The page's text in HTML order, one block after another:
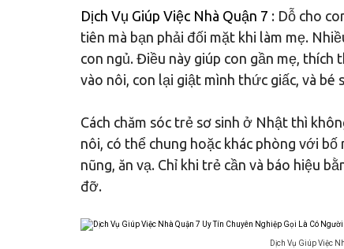
Dịch Vụ Giúp Việc Nhà Quận 7 : Dỗ cho
tiên mà bạn phải đối mặt khi làm mẹ.
con ngủ. Điều này giúp con gần mẹ,
vào nôi, con lại giật mình thức giấc, và bé
Cách chăm sóc trẻ sơ sinh ở Nhật thì
nôi, có thể chung hoặc khác phòng với
nũng, ăn vạ. Chỉ khi trẻ cần và báo hiệu
đỡ.
Dịch Vụ Giúp Việc